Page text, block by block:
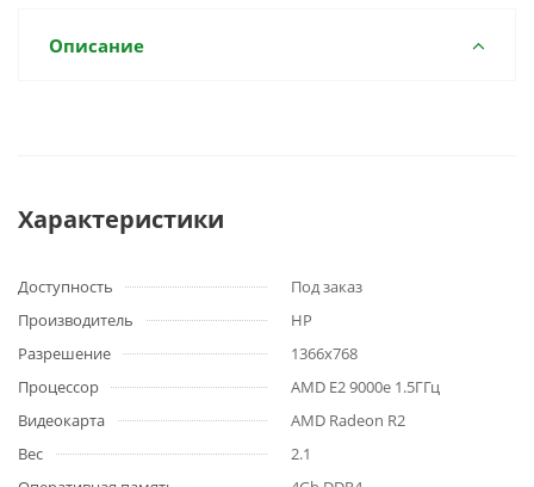
Описание
Характеристики
Доступность
Под заказ
Производитель
HP
Разрешение
1366x768
Процессор
AMD E2 9000e 1.5ГГц
Видеокарта
AMD Radeon R2
Вес
2.1